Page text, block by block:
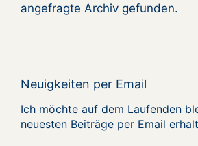
angefragte Archiv gefunden.
Neuigkeiten per Email
Ich möchte auf dem Laufenden
neuesten Beiträge per Email